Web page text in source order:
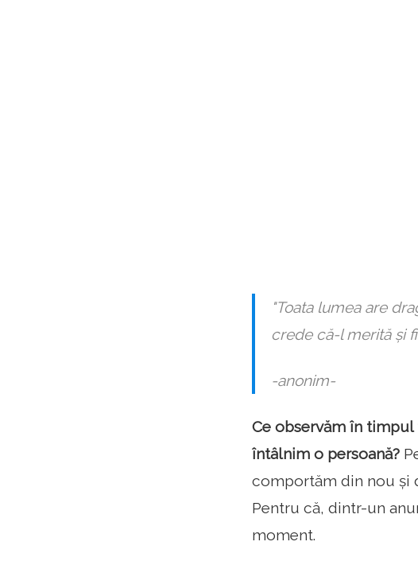
"Toata lumea are
crede că-l merită și
-anonim-
Ce observăm în
întâlnim o persoană?
comportăm din nou și
Pentru că, dintr-un
moment.